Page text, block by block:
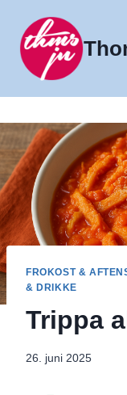
indhold
FROKOST &
& DRIKKE
Trippa
26. juni 2025